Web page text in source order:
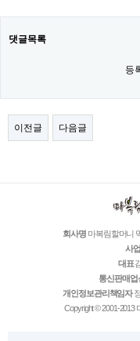
댓글목록
등
이전글 다음글
회사명 마복림할머니
사
대표
통신판매업
개인정보관리책임자
Copyright © 2001-2013